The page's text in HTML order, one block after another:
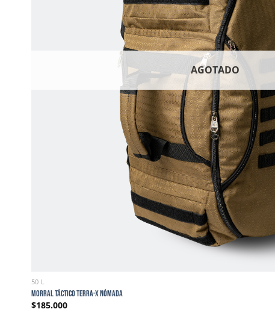
AGOTADO
50 L
MORRAL TÁCTICO TERRA-X NÓMADA
$185.000